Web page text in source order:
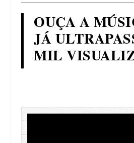
OUÇA A
JÁ
MIL